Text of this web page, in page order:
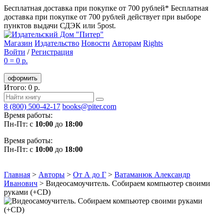
Бесплатная доставка при покупке от 700 рублей* Бесплатная
доставка при покупке от 700 рублей действует при выборе
пунктов выдачи СДЭК или 5post.
Магазин Издательство Новости Авторам Rights
Войти /Регистрация
0 = 0 р.
оформить
Итого: 0 р.
8 (800) 500-42-17 books@piter.com
Время работы:
Пн-Пт: с 10:00 до 18:00
Время работы:
Пн-Пт: с 10:00 до 18:00
Главная > Авторы > От А до Г > Ватаманюк Александр
Иванович > Видеосамоучитель. Собираем компьютер своими
руками (+CD)